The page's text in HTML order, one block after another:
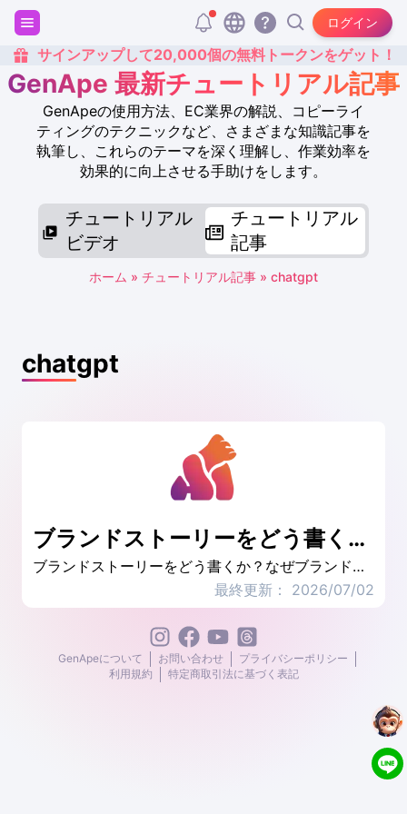
ログイン
サインアップして20,000個の無料トークンをゲット！
GenApe 最新チュートリアル記事
GenApeの使用方法、EC業界の解説、コピーライ
ティングのテクニックなど、さまざまな知識記事を
執筆し、これらのテーマを深く理解し、作業効率を
効果的に向上させる手助けをします。
チュートリアル
ビデオ
チュートリアル
記事
ホーム » チュートリアル記事 » chatgpt
chatgpt
ブランドストーリーをどう書くか？ブランド価値を伝える方法を学ぶための 4 つのブランド ストーリーの参考資料
ブランドストーリーをどう書くか？なぜブランド紹介を書くのか？優れたブランドイメージには、消費者の共感を呼ぶブランドコンセプトと完全なブランドコアバリューが必要です。優れたブランドストーリーは、消費者に簡単に覚えてもらえる、優れた自己紹介のようなものです。この記事では、その理由について詳しく説明します。ブランド ストーリーを書くことは重要であり、成功したブランド ストーリーの 4 つのサンプル コピーを分析します。
最終更新： 2026/07/02
GenApeについて お問い合わせ
プライバシーポリシー
利用規約
特定商取引法に基づく表記